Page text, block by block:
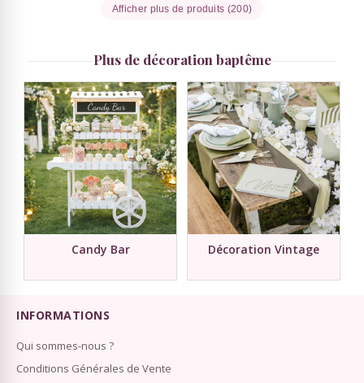
Afficher plus de produits (200)
Plus de décoration baptême
Candy Bar Décoration Vintage
INFORMATIONS
Qui sommes-nous ?
Conditions Générales de Vente